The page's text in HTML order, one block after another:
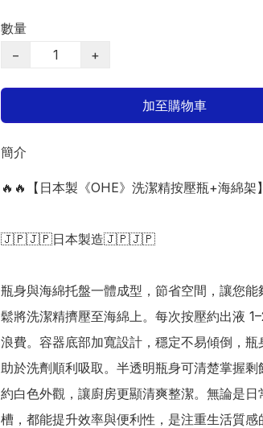
數量
−
+
加至購物車
簡介
🔥🔥【日本製《OHE》洗潔精按壓瓶+海綿架】
🇯🇵🇯🇵日本製造🇯🇵🇯🇵
瓶身與海綿托盤一體成型，節省空間，讓您能
鬆將洗潔精擠壓至海綿上。每次按壓約出液
浪費。容器底部加寬設計，穩定不易傾倒，瓶
助於洗劑順利吸取。半透明瓶身可清楚掌握剩
約白色外觀，讓廚房更顯清爽整潔。無論是日
槽，都能提升效率與便利性，是注重生活質感